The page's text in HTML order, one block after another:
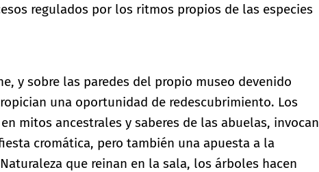
regulados por los ritmos propios de las especies
y sobre las paredes del propio museo devenido
una oportunidad de redescubrimiento. Los
mitos ancestrales y saberes de las abuelas, invocan
cromática, pero también una apuesta a la
que reinan en la sala, los árboles hacen